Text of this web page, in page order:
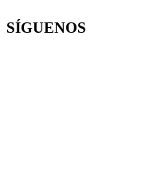
SÍGUENOS